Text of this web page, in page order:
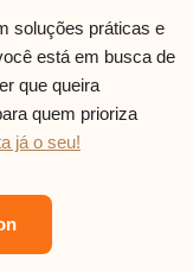
soluções práticas e
está em busca de
que queira
quem prioriza
já o seu!